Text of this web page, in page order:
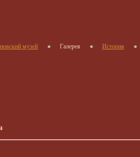
музей Галерея История